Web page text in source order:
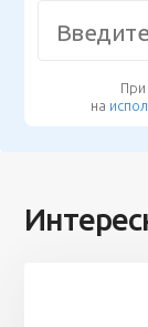
При
на